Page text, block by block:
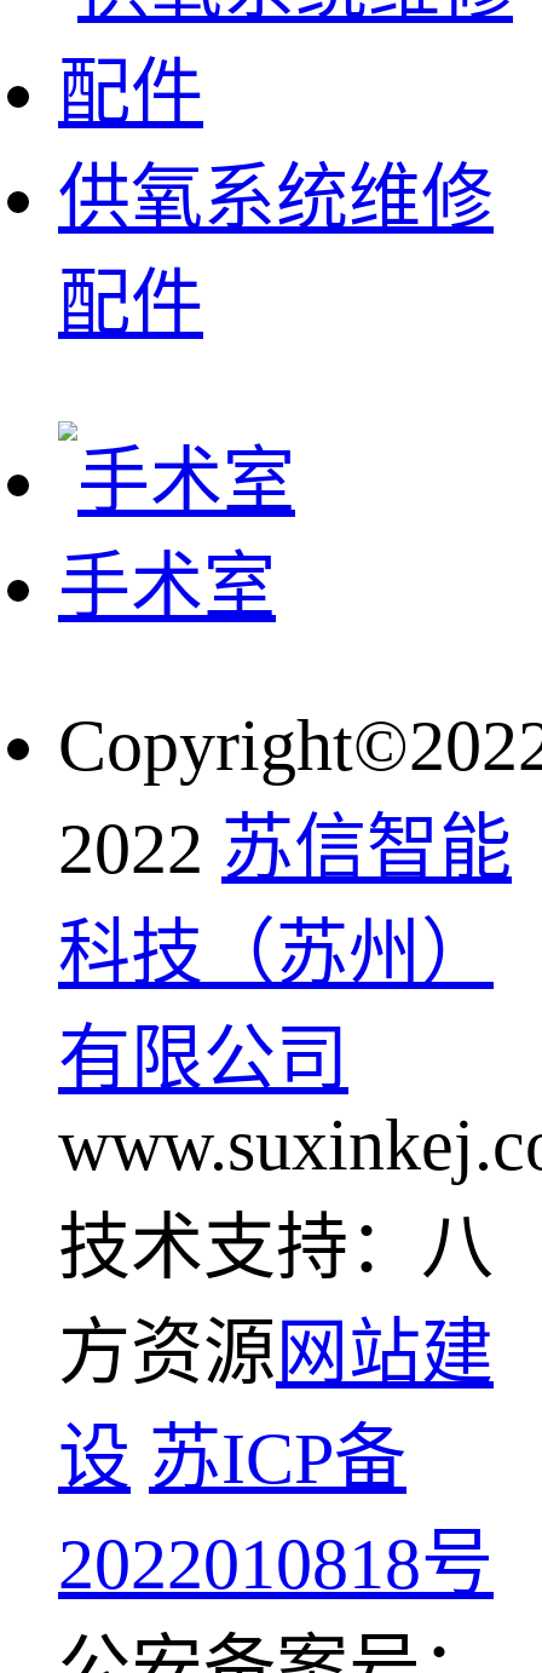
供氧系统维修
配件
手术室
2022 苏信智能
科技（苏州）
有限公司
技术支持：八
方资源网站建
设 苏ICP备
2022010818号